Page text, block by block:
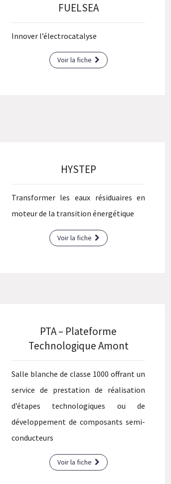
FUELSEA
Innover l’électrocatalyse
Voir la fiche
HYSTEP
Transformer les eaux résiduaires en
moteur de la transition énergétique
Voir la fiche
PTA – Plateforme
Technologique Amont
Salle blanche de classe 1000 offrant un
service de prestation de réalisation
d’étapes technologiques ou de
développement de composants semi-
conducteurs
Voir la fiche